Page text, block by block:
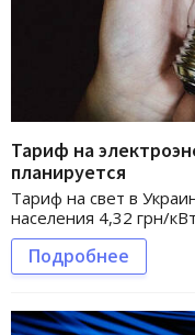
Тариф на
планируется
Тариф на свет в
населения 4,32 грн/
Подробнее